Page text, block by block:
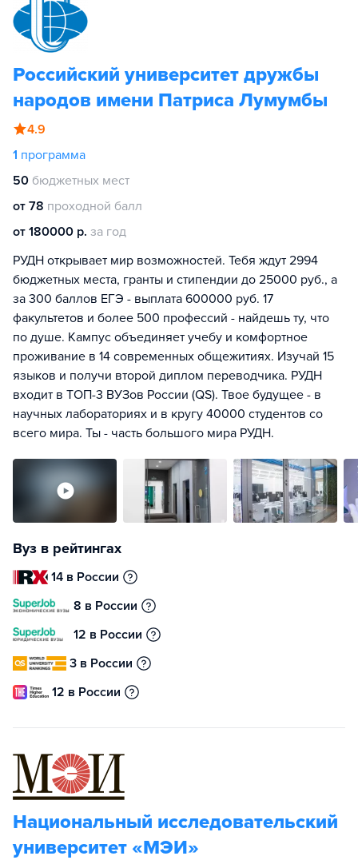
Российский университет дружбы
народов имени Патриса Лумумбы
4.9
1 программа
50 бюджетных мест
от 78 проходной балл
от 180000 р. за год
РУДН открывает мир возможностей. Тебя ждут 2994
бюджетных места, гранты и стипендии до 25000 руб., а
за 300 баллов ЕГЭ - выплата 600000 руб. 17
факультетов и более 500 профессий - найдешь ту, что
по душе. Кампус объединяет учебу и комфортное
проживание в 14 современных общежитиях. Изучай 15
языков и получи второй диплом переводчика. РУДН
входит в ТОП-3 ВУЗов России (QS). Твое будущее - в
научных лабораториях и в кругу 40000 студентов со
всего мира. Ты - часть большого мира РУДН.
Вуз в рейтингах
14 в России
8 в России
12 в России
3 в России
12 в России
Национальный исследовательский
университет «МЭИ»